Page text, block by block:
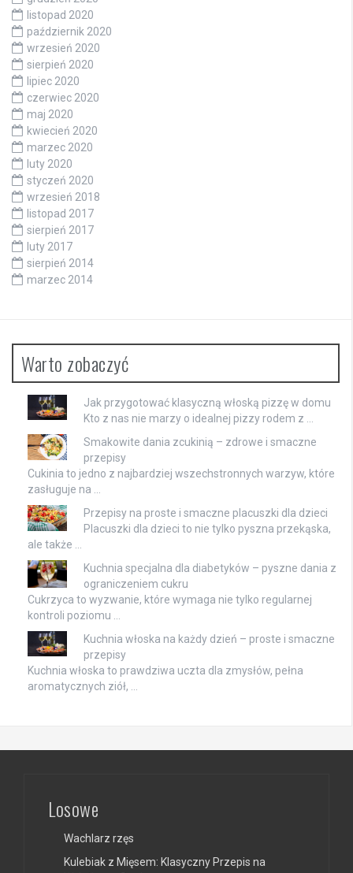
listopad 2020
październik 2020
wrzesień 2020
sierpień 2020
lipiec 2020
czerwiec 2020
maj 2020
kwiecień 2020
marzec 2020
luty 2020
styczeń 2020
wrzesień 2018
listopad 2017
sierpień 2017
luty 2017
sierpień 2014
marzec 2014
Warto zobaczyć
Jak przygotować klasyczną włoską pizzę w domu
Kto z nas nie marzy o idealnej pizzy rodem z …
Smakowite dania zcukinią – zdrowe i smaczne
przepisy
Cukinia to jedno z najbardziej wszechstronnych warzyw, które
zasługuje na …
Przepisy na proste i smaczne placuszki dla dzieci
Placuszki dla dzieci to nie tylko pyszna przekąska,
ale także …
Kuchnia specjalna dla diabetyków – pyszne dania z
ograniczeniem cukru
Cukrzyca to wyzwanie, które wymaga nie tylko regularnej
kontroli poziomu …
Kuchnia włoska na każdy dzień – proste i smaczne
przepisy
Kuchnia włoska to prawdziwa uczta dla zmysłów, pełna
aromatycznych ziół, …
Losowe
Wachlarz rzęs
Kulebiak z Mięsem: Klasyczny Przepis na